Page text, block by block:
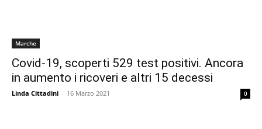
Marche
Covid-19, scoperti 529 test positivi. Ancora
in aumento i ricoveri e altri 15 decessi
Linda Cittadini - 16 Marzo 2021 0